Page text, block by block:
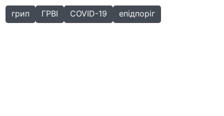
грип ГРВІ COVID-19 епідпоріг